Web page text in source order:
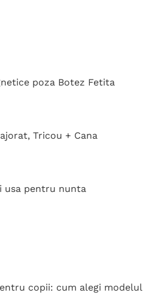
poza Botez Fetita
Tricou + Cana
usa pentru nunta
copii: cum alegi modelul